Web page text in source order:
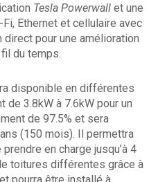
Tesla Powerwall et une
Ethernet et cellulaire avec
direct pour une amélioration
du temps.
disponible en différentes
de 3.8kW à 7.6kW pour un
de 97.5% et sera
(150 mois). Il permettra
en charge jusqu’à 4
toitures différentes grâce à